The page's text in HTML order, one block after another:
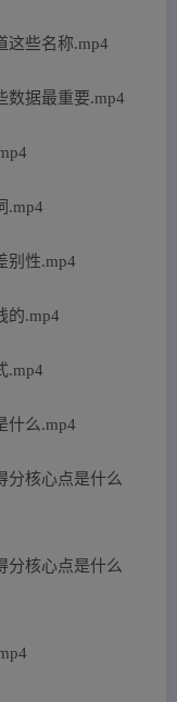
这些名称.mp4
数据最重要.mp4
.mp4
别性.mp4
的.mp4
.mp4
什么.mp4
分核心点是什么
分核心点是什么